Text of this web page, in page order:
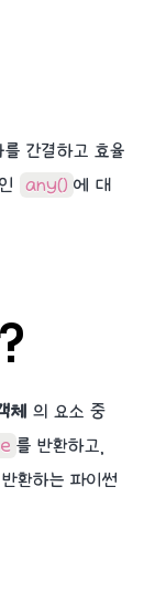
간결하고 효율
any() 에 대
체 의 요소 중
를 반환하고,
환하는 파이썬